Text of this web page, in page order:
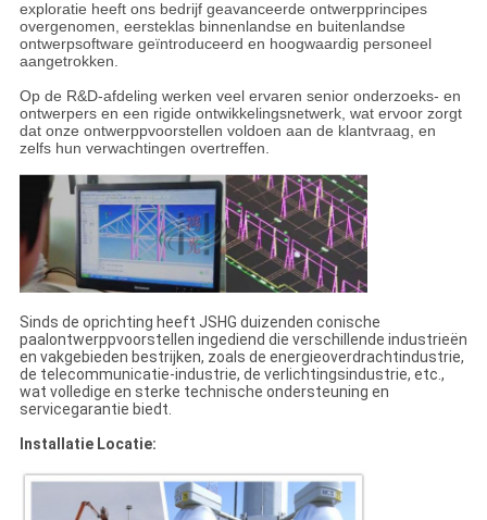
exploratie heeft ons bedrijf geavanceerde ontwerpprincipes
overgenomen, eersteklas binnenlandse en buitenlandse
ontwerpsoftware geïntroduceerd en hoogwaardig personeel
aangetrokken.
Op de R&D-afdeling werken veel ervaren senior onderzoeks- en
ontwerpers en een rigide ontwikkelingsnetwerk, wat ervoor zorgt
dat onze ontwerppvoorstellen voldoen aan de klantvraag, en
zelfs hun verwachtingen overtreffen.
Sinds de oprichting heeft JSHG duizenden conische
paalontwerppvoorstellen ingediend die verschillende industrieën
en vakgebieden bestrijken, zoals de energieoverdrachtindustrie,
de telecommunicatie-industrie, de verlichtingsindustrie, etc.,
wat volledige en sterke technische ondersteuning en
servicegarantie biedt.
Installatie Locatie: